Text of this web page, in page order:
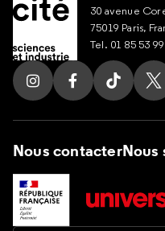
30 avenue
75019 Paris,
Tel. 01 85 53
Suivez nous sur
Suivez nous
Suivez
Nous contacterNous